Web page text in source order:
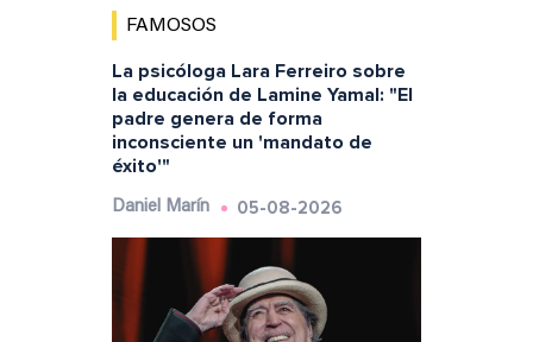
FAMOSOS
La psicóloga Lara Ferreiro sobre
la educación de Lamine Yamal: "El
padre genera de forma
inconsciente un 'mandato de
éxito'"
Daniel Marín 05-08-2026